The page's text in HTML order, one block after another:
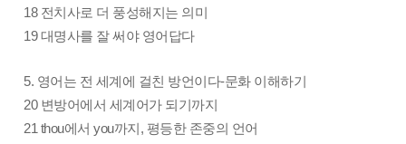
18 전치사로 더 풍성해지는 의미
19 대명사를 잘 써야 영어답다
5. 영어는 전 세계에 걸친 방언이다-문화 이해하기
20 변방어에서 세계어가 되기까지
21 thou에서 you까지, 평등한 존중의 언어